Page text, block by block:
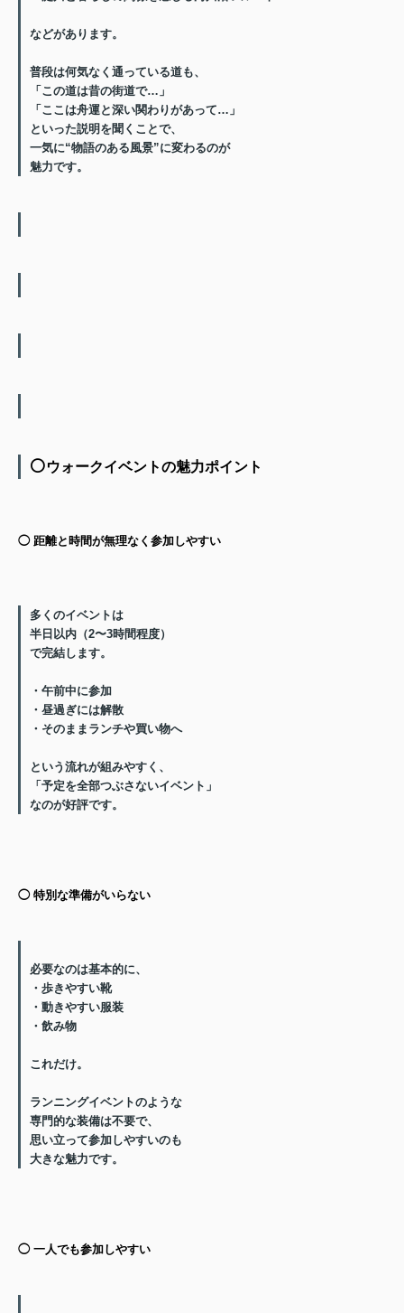
などがあります。
普段は何気なく通っている道も、
「この道は昔の街道で…」
「ここは舟運と深い関わりがあって…」
といった説明を聞くことで、
一気に“物語のある風景”に変わるのが
魅力です。
⚪️ウォークイベントの魅力ポイント
◯ 距離と時間が無理なく参加しやすい
多くのイベントは
半日以内（2〜3時間程度）
で完結します。
・午前中に参加
・昼過ぎには解散
・そのままランチや買い物へ
という流れが組みやすく、
「予定を全部つぶさないイベント」
なのが好評です。
◯ 特別な準備がいらない
必要なのは基本的に、
・歩きやすい靴
・動きやすい服装
・飲み物
これだけ。
ランニングイベントのような
専門的な装備は不要で、
思い立って参加しやすいのも
大きな魅力です。
◯ 一人でも参加しやすい